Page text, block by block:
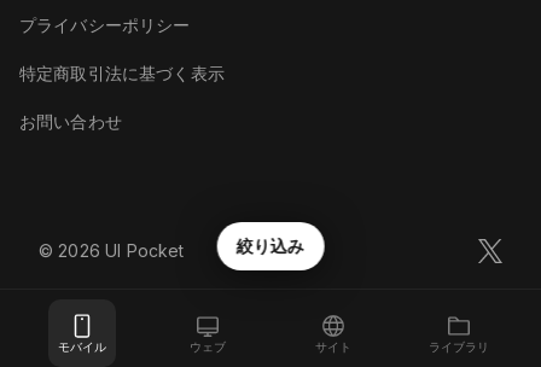
モバイル ウェブ サイト ライブラリ
絞り込み
プライバシーポリシー
特定商取引法に基づく表示
お問い合わせ
©︎ 2026 UI Pocket